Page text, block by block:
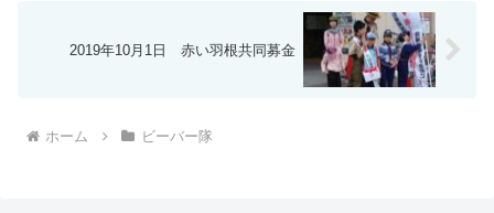
2019年10月1日 赤い羽根共同募金
ホーム ビーバー隊